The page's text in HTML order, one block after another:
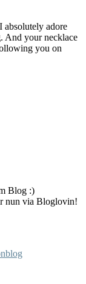
absolutely adore
And your necklace
you on
Blog :)
nun via Bloglovin!